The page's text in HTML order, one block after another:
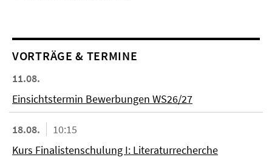
VORTRÄGE & TERMINE
11.08.
Einsichtstermin Bewerbungen WS26/27
18.08.
10:15
Kurs Finalistenschulung I: Literaturrecherche